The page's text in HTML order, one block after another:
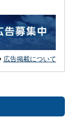
広告掲載について